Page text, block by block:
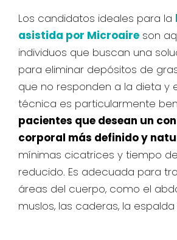
Los candidatos ideales para la
asistida por Microaire son
individuos que buscan una
para eliminar depósitos de
que no responden a la dieta y
técnica es particularmente
pacientes que desean un
corporal más definido y
mínimas cicatrices y tiempo
reducido. Es adecuada para
áreas del cuerpo, como el
muslos, las caderas, la